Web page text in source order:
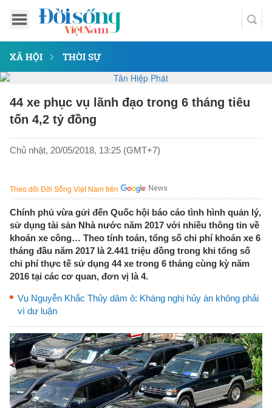
XÃ HỘI THỜI SỰ
44 xe phục vụ lãnh đạo trong 6 tháng tiêu
tốn 4,2 tỷ đồng
Chủ nhật, 20/05/2018, 13:25 (GMT+7)
Theo dõi Đời Sống Việt Nam trên
Chính phủ vừa gửi đến Quốc hội báo cáo tình hình quản lý,
sử dụng tài sản Nhà nước năm 2017 với nhiều thông tin về
khoán xe công… Theo tính toán, tổng số chi phí khoán xe 6
tháng đầu năm 2017 là 2.441 triệu đồng trong khi tổng số
chi phí thực tế sử dụng 44 xe trong 6 tháng cùng kỳ năm
2016 tại các cơ quan, đơn vị là 4.
Vụ Nguyễn Khắc Thủy dâm ô: Kháng nghị hủy án không phải
vì dư luận